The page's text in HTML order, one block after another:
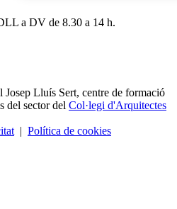
a DV de 8.30 a 14 h.
Josep Lluís Sert, centre de formació
del sector del Col·legi d'Arquitectes
| Política de cookies